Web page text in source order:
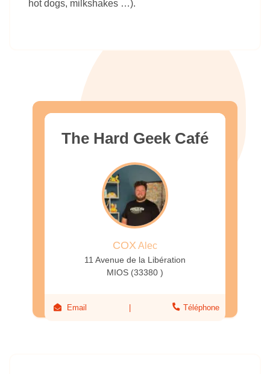
hot dogs, milkshakes …).
The Hard Geek Café
COX Alec
11 Avenue de la Libération
MIOS (33380 )
Email Téléphone